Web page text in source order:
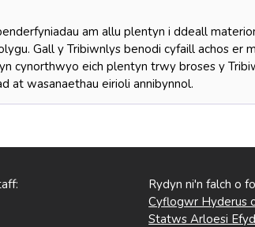
am allu plentyn i ddeall
Gall y Tribiwnlys benodi cyfaill achos er
cynorthwyo eich plentyn trwy broses y
at wasanaethau eirioli annibynnol.
Rydyn ni'n falch o
Cyflogwr Hyderus
Statws Arloesi